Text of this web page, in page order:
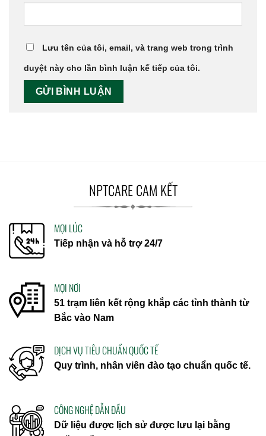
Lưu tên của tôi, email, và trang web trong trình
duyệt này cho lần bình luận kế tiếp của tôi.
NPTCARE CAM KẾT
MỌI LÚC
Tiếp nhận và hỗ trợ 24/7
MỌI NƠI
51 trạm liên kết rộng khắp các tỉnh thành từ
Bắc vào Nam
DỊCH VỤ TIÊU CHUẨN QUỐC TẾ
Quy trình, nhân viên đào tạo chuẩn quốc tế.
CÔNG NGHỆ DẪN ĐẦU
Dữ liệu được lịch sử được lưu lại bằng